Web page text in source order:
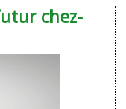
chez-